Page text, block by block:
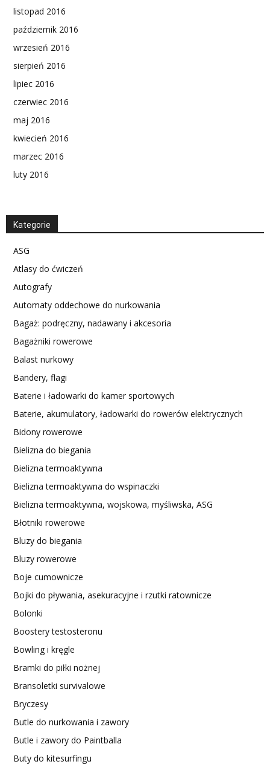
listopad 2016
październik 2016
wrzesień 2016
sierpień 2016
lipiec 2016
czerwiec 2016
maj 2016
kwiecień 2016
marzec 2016
luty 2016
Kategorie
ASG
Atlasy do ćwiczeń
Autografy
Automaty oddechowe do nurkowania
Bagaż: podręczny, nadawany i akcesoria
Bagażniki rowerowe
Balast nurkowy
Bandery, flagi
Baterie i ładowarki do kamer sportowych
Baterie, akumulatory, ładowarki do rowerów elektrycznych
Bidony rowerowe
Bielizna do biegania
Bielizna termoaktywna
Bielizna termoaktywna do wspinaczki
Bielizna termoaktywna, wojskowa, myśliwska, ASG
Błotniki rowerowe
Bluzy do biegania
Bluzy rowerowe
Boje cumownicze
Bojki do pływania, asekuracyjne i rzutki ratownicze
Bolonki
Boostery testosteronu
Bowling i kręgle
Bramki do piłki nożnej
Bransoletki survivalowe
Bryczesy
Butle do nurkowania i zawory
Butle i zawory do Paintballa
Buty do kitesurfingu